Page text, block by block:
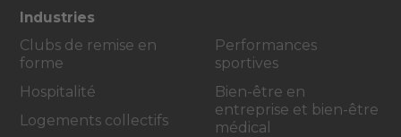
Industries
Clubs de remise en
forme
Hospitalité
Logements collectifs
Performances
sportives
Bien-être en
entreprise et bien-être
médical